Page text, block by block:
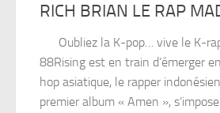
RICH BRIAN LE RAP
Oubliez la K-pop… vive le K-
88Rising est en train d’émerger
hop asiatique, le rapper
premier album « Amen »,